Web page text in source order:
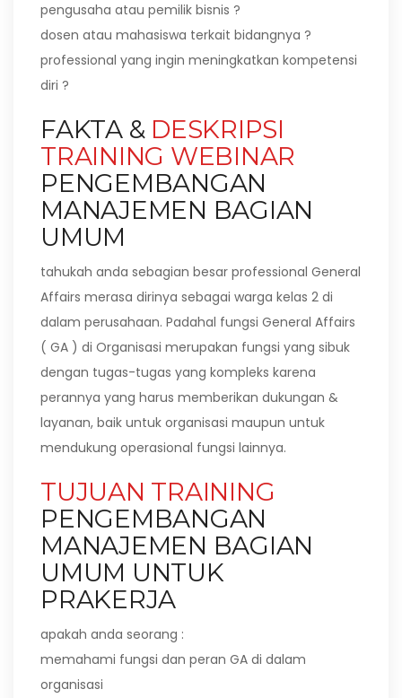
pengusaha atau pemilik bisnis ?
dosen atau mahasiswa terkait bidangnya ?
professional yang ingin meningkatkan kompetensi
diri ?
FAKTA & DESKRIPSI
TRAINING WEBINAR
PENGEMBANGAN
MANAJEMEN BAGIAN
UMUM
tahukah anda sebagian besar professional General
Affairs merasa dirinya sebagai warga kelas 2 di
dalam perusahaan. Padahal fungsi General Affairs
( GA ) di Organisasi merupakan fungsi yang sibuk
dengan tugas-tugas yang kompleks karena
perannya yang harus memberikan dukungan &
layanan, baik untuk organisasi maupun untuk
mendukung operasional fungsi lainnya.
TUJUAN TRAINING
PENGEMBANGAN
MANAJEMEN BAGIAN
UMUM UNTUK
PRAKERJA
apakah anda seorang :
memahami fungsi dan peran GA di dalam
organisasi